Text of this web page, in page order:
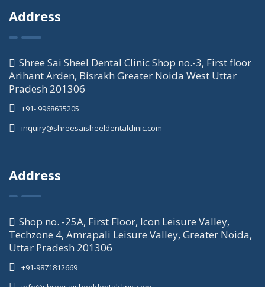
Address
Shree Sai Sheel Dental Clinic Shop no.-3, First floor
Arihant Arden, Bisrakh Greater Noida West Uttar
Pradesh 201306
+91- 9968635205
inquiry@shreesaisheeldentalclinic.com
Address
Shop no. -25A, First Floor, Icon Leisure Valley,
Techzone 4, Amrapali Leisure Valley, Greater Noida,
Uttar Pradesh 201306
+91-9871812669